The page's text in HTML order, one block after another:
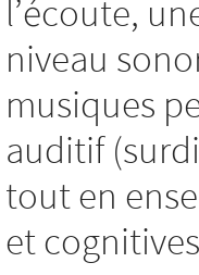
l’écoute,
niveau
musiques
auditif
tout en
et